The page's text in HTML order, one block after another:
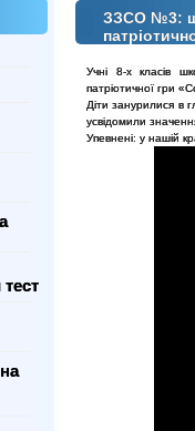
ЗЗСО №3:
Учні 8-х класів
патріотичної гри
Діти занурилися в
усвідомили
Упевнені: у нашій